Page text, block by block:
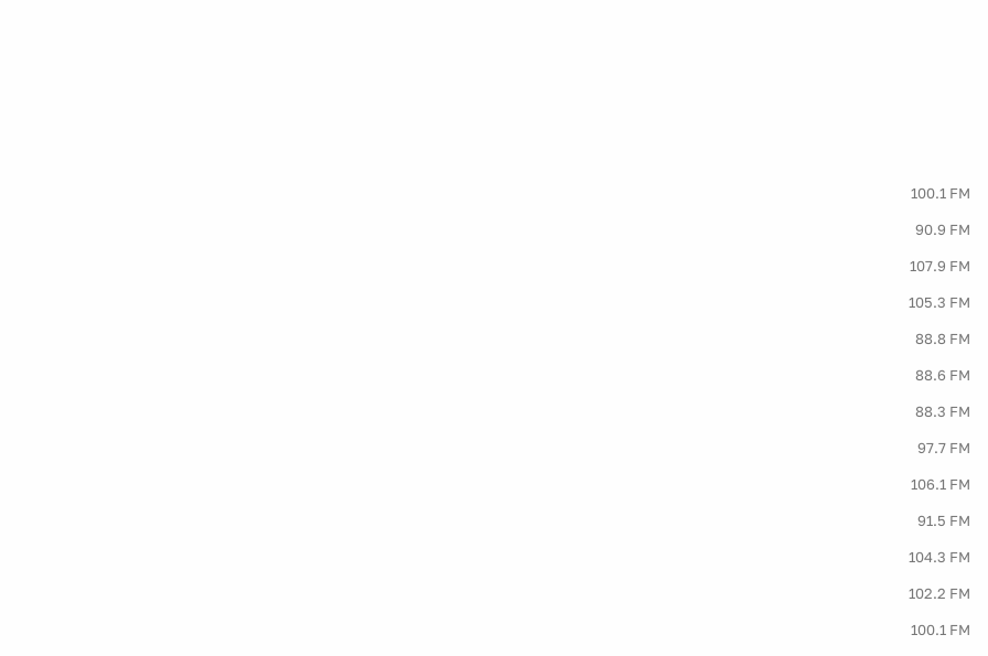
100.1 FM
90.9 FM
107.9 FM
105.3 FM
88.8 FM
88.6 FM
88.3 FM
97.7 FM
106.1 FM
91.5 FM
104.3 FM
102.2 FM
100.1 FM